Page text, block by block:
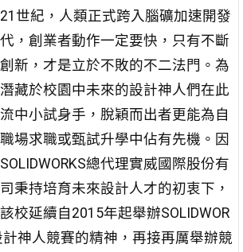
世紀，人類正式跨入腦礦加速開發
，創業者動作一定要快，只有不斷
新，才是立於不敗的不二法門。為
藏於校園中未來的設計神人們在此
中小試身手，脫穎而出者更能為自
場求職或甄試升學中佔有先機。因
總代理實威國際股份有
秉持培育未來設計人才的初衷下，
校延續自2015年起舉辦SOLIDWOR
計神人競賽的精神，再接再厲舉辦競